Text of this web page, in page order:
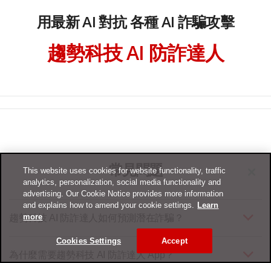
用最新 AI 對抗 各種 AI 詐騙攻擊
趨勢科技 AI 防詐達人
常見問題
趨勢科技 AI 防詐達人如何預測潛在詐騙？
為什麼需要趨勢科技 AI 防詐達人 App？
This website uses cookies for website functionality, traffic
analytics, personalization, social media functionality and
advertising. Our Cookie Notice provides more information
and explains how to amend your cookie settings. Learn
more
Cookies Settings Accept